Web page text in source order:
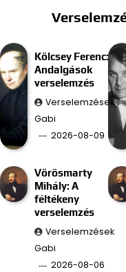
Kölcsey Ferenc:
Andalgások
verselemzés
Verselemzések
Gabi
2026-08-09
Vörösmarty
Mihály: A
féltékeny
verselemzés
Verselemzések
Gabi
2026-08-06